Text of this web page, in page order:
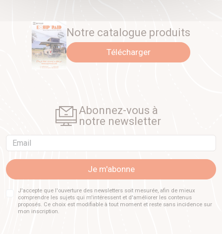
Notre catalogue produits
Télécharger
Abonnez-vous à
notre newsletter
Email
Je m'abonne
J'accepte que l'ouverture des newsletters soit mesurée, afin de mieux
comprendre les sujets qui m'intéressent et d'améliorer les contenus
proposés. Ce choix est modifiable à tout moment et reste sans incidence sur
mon inscription.